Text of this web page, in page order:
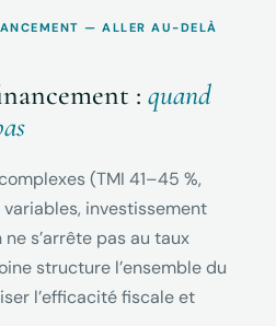
— ALLER AU-DELÀ
: quand
(TMI 41–45 %,
variables, investissement
s’arrête pas au taux
structure l’ensemble du
l’efficacité fiscale et